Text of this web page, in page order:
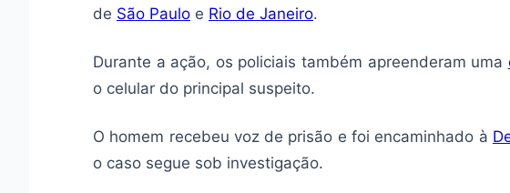
de São Paulo e Rio de Janeiro.
Durante a ação, os policiais também apreenderam uma
o celular do principal suspeito.
O homem recebeu voz de prisão e foi encaminhado à
o caso segue sob investigação.